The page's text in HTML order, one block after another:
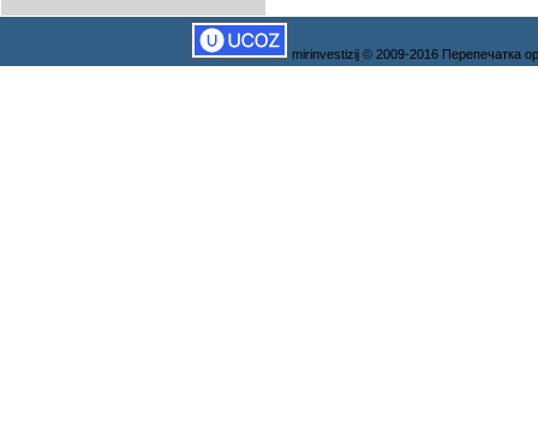
mirinvestizij © 2009-2016 Перепечатка